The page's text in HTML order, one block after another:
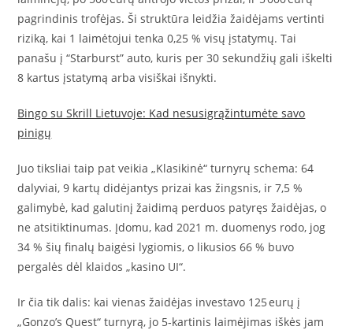
pagrindinis trofėjas. Ši struktūra leidžia žaidėjams vertinti
riziką, kai 1 laimėtojui tenka 0,25 % visų įstatymų. Tai
panašu į “Starburst” auto, kuris per 30 sekundžių gali iškelti
8 kartus įstatymą arba visiškai išnykti.
Bingo su Skrill Lietuvoje: Kad nesusigrąžintumėte savo
pinigų
Juo tiksliai taip pat veikia „Klasikinė“ turnyrų schema: 64
dalyviai, 9 kartų didėjantys prizai kas žingsnis, ir 7,5 %
galimybė, kad galutinį žaidimą perduos patyręs žaidėjas, o
ne atsitiktinumas. Įdomu, kad 2021 m. duomenys rodo, jog
34 % šių finalų baigėsi lygiomis, o likusios 66 % buvo
pergalės dėl klaidos „kasino UI“.
Ir čia tik dalis: kai vienas žaidėjas investavo 125 eurų į
„Gonzo’s Quest“ turnyrą, jo 5‑kartinis laimėjimas iškės jam